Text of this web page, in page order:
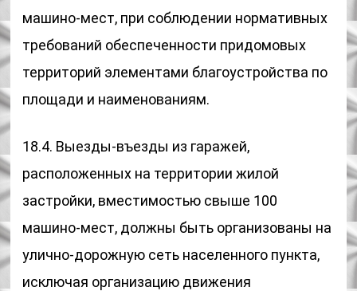
машино-мест, при соблюдении нормативных
требований обеспеченности придомовых
территорий элементами благоустройства по
площади и наименованиям.
18.4. Выезды-въезды из гаражей,
расположенных на территории жилой
застройки, вместимостью свыше 100
машино-мест, должны быть организованы на
улично-дорожную сеть населенного пункта,
исключая организацию движения